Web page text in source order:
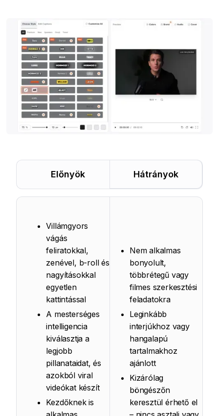
Előnyök Hátrányok
Villámgyors
vágás
feliratokkal,
zenével, b-roll és
nagyításokkal
egyetlen
kattintással
A mesterséges
intelligencia
kiválasztja a
legjobb
pillanataidat, és
azokból viral
videókat készít
Kezdőknek is
Nem alkalmas
bonyolult,
többrétegű vagy
filmes szerkesztési
feladatokra
Leginkább
interjúkhoz vagy
hangalapú
tartalmakhoz
ajánlott
Kizárólag
böngészőn
keresztül érhető el